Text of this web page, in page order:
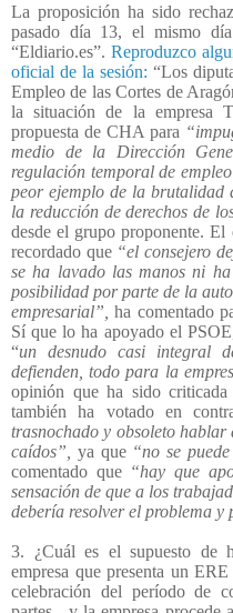
La proposición ha sido
pasado día 13, el mismo
“Eldiario.es”. Reproduzco
oficial de la sesión: “Los
Empleo de las Cortes de
la situación de la empresa
propuesta de CHA para
medio de la Dirección
regulación temporal de
peor ejemplo de la brutalidad
la reducción de derechos de
desde el grupo proponente.
recordado que “el consejero
se ha lavado las manos ni
posibilidad por parte de la
empresarial”, ha comentado
Sí que lo ha apoyado el
“un desnudo casi integral
defienden, todo para la
opinión que ha sido
también ha votado en
trasnochado y obsoleto
caídos”,
ya que “no se
comentado que “hay que
sensación de que a los
debería resolver el problema y
3. ¿Cuál es el supuesto de
empresa que presenta un
celebración del período de